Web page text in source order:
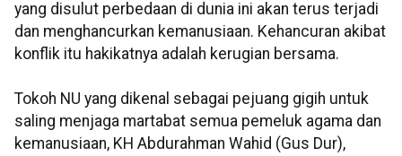
yang disulut perbedaan di dunia ini akan terus terjadi
dan menghancurkan kemanusiaan. Kehancuran akibat
konflik itu hakikatnya adalah kerugian bersama.
Tokoh NU yang dikenal sebagai pejuang gigih untuk
saling menjaga martabat semua pemeluk agama dan
kemanusiaan, KH Abdurahman Wahid (Gus Dur),